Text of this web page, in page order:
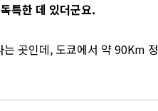
특한 데 있더군요.
는 곳인데, 도쿄에서 약 90Km